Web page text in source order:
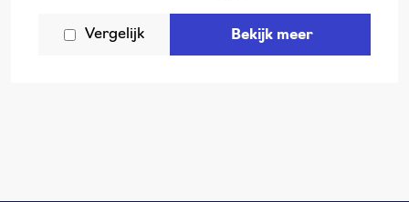
Vergelijk Bekijk meer